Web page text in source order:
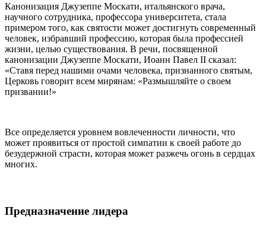
Канонизация Джузеппе Москати, итальянского врача,
научного сотрудника, профессора университета, стала
примером того, как святости может достигнуть современный
человек, избравший профессию, которая была профессией
жизни, целью существования. В речи, посвященной
канонизации Джузеппе Москати, Иоанн Павел II сказал:
«Ставя перед нашими очами человека, признанного святым,
Церковь говорит всем мирянам: «Размышляйте о своем
призвании!»
Все определяется уровнем вовлеченности личности, что
может проявиться от простой симпатии к своей работе до
безудержной страсти, которая может разжечь огонь в сердцах
многих.
Предназначение лидера